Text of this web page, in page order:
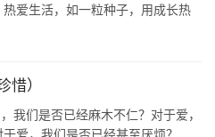
爱生活，如一粒种子，用成长热
惜）
是否已经麻木不仁？对于爱，